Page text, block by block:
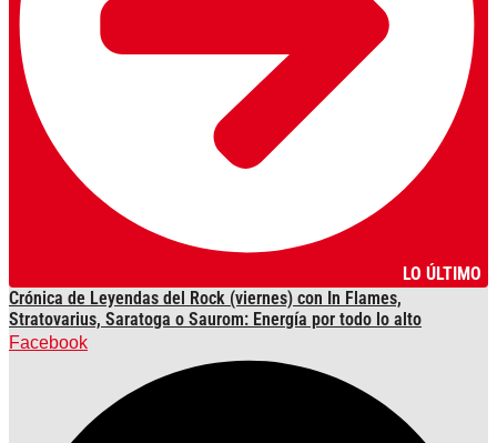
LO ÚLTIMO
Crónica de Leyendas del Rock (viernes) con In Flames,
Stratovarius, Saratoga o Saurom: Energía por todo lo alto
Facebook